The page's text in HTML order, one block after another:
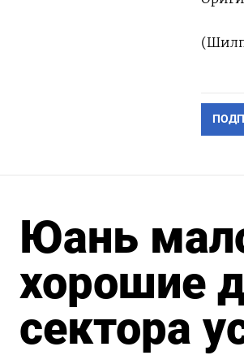
Юань
хорошие
сектора